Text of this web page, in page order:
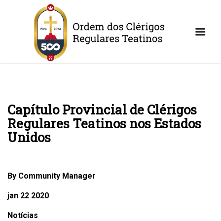
Capítulo Provincial de Clérigos
Regulares Teatinos nos Estados
Unidos
By Community Manager
jan 22 2020
Notícias